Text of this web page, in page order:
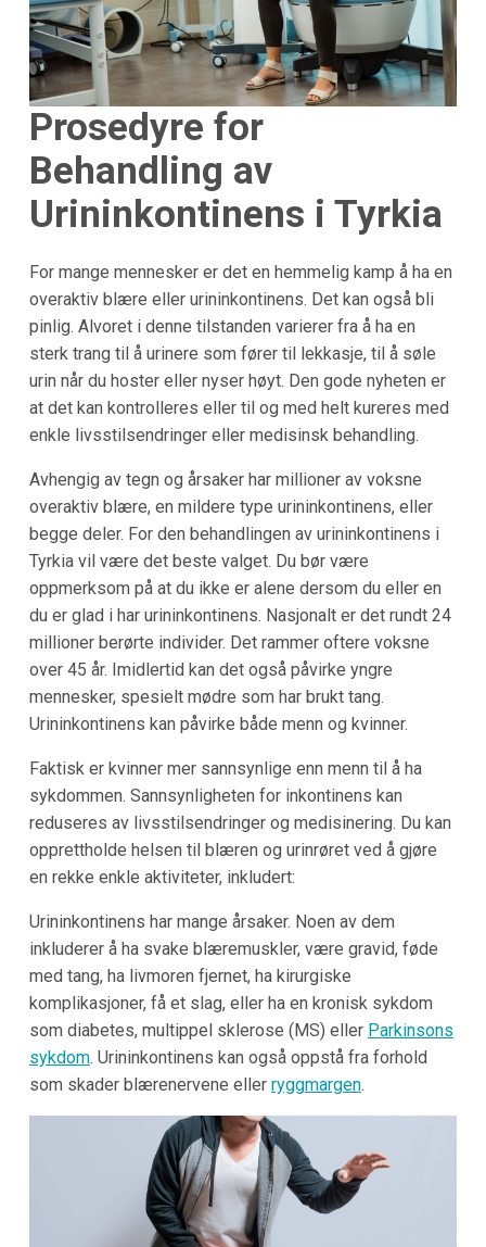
Prosedyre for
Behandling av
Urininkontinens i Tyrkia
For mange mennesker er det en hemmelig kamp å ha en
overaktiv blære eller urininkontinens. Det kan også bli
pinlig. Alvoret i denne tilstanden varierer fra å ha en
sterk trang til å urinere som fører til lekkasje, til å søle
urin når du hoster eller nyser høyt. Den gode nyheten er
at det kan kontrolleres eller til og med helt kureres med
enkle livsstilsendringer eller medisinsk behandling.
Avhengig av tegn og årsaker har millioner av voksne
overaktiv blære, en mildere type urininkontinens, eller
begge deler. For den behandlingen av urininkontinens i
Tyrkia vil være det beste valget. Du bør være
oppmerksom på at du ikke er alene dersom du eller en
du er glad i har urininkontinens. Nasjonalt er det rundt 24
millioner berørte individer. Det rammer oftere voksne
over 45 år. Imidlertid kan det også påvirke yngre
mennesker, spesielt mødre som har brukt tang.
Urininkontinens kan påvirke både menn og kvinner.
Faktisk er kvinner mer sannsynlige enn menn til å ha
sykdommen. Sannsynligheten for inkontinens kan
reduseres av livsstilsendringer og medisinering. Du kan
opprettholde helsen til blæren og urinrøret ved å gjøre
en rekke enkle aktiviteter, inkludert:
Urininkontinens har mange årsaker. Noen av dem
inkluderer å ha svake blæremuskler, være gravid, føde
med tang, ha livmoren fjernet, ha kirurgiske
komplikasjoner, få et slag, eller ha en kronisk sykdom
som diabetes, multippel sklerose (MS) eller Parkinsons
sykdom. Urininkontinens kan også oppstå fra forhold
som skader blærenervene eller ryggmargen.